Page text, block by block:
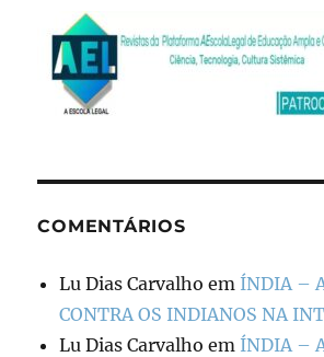
COMENTÁRIOS
Lu Dias Carvalho em ÍNDIA –
CONTRA OS INDIANOS NA
Lu Dias Carvalho em ÍNDIA –